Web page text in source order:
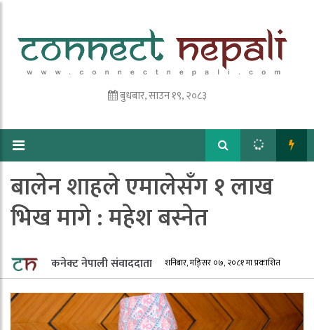
बुधबार, साउन १९, २०८३
बालेन शाहले एमालेसँग १ लाख
भिख मागे : महेश बस्नेत
कनेक्ट नेपाली संवाददाता शनिबार, मङि्सर ०७, २०८१ मा प्रकाशित